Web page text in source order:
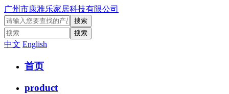
广州市康雅乐家居科技有限公司
中文 English
首页
product